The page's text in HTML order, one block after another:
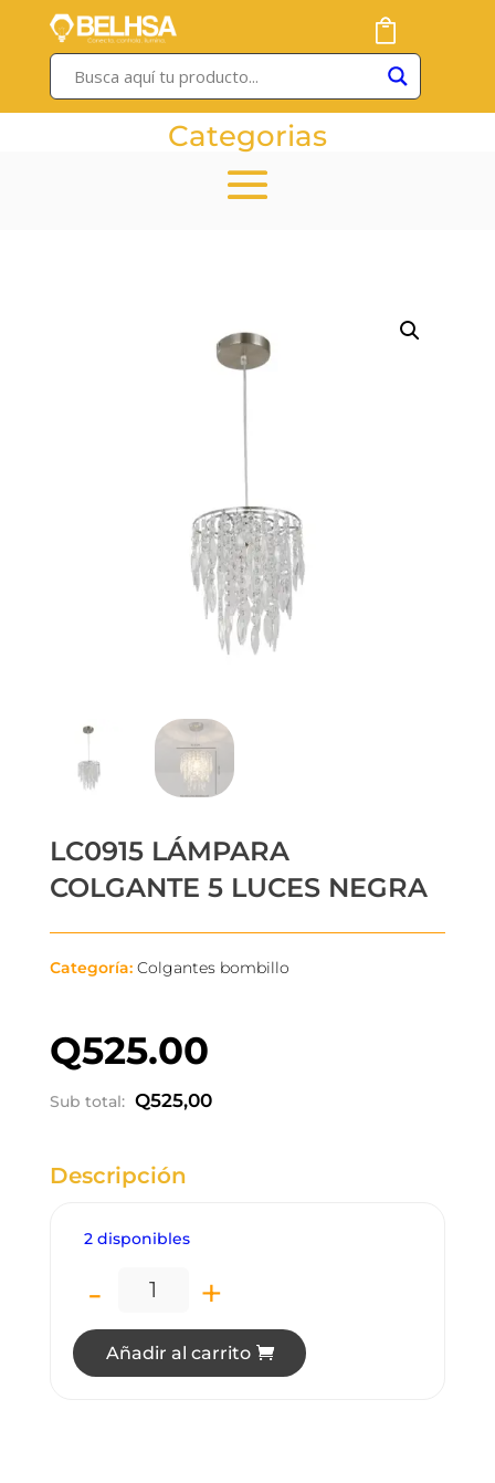
Categorias
LC0915 LÁMPARA
COLGANTE 5 LUCES NEGRA
Categoría: Colgantes bombillo
Q525.00
Sub total: Q525,00
Descripción
2 disponibles
LC0915 LÁMPARA COLGANTE 5 LUCES
- +
Añadir al carrito